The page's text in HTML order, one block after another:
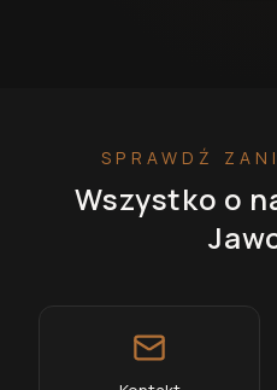
SPRAWDŹ
Wszystko o